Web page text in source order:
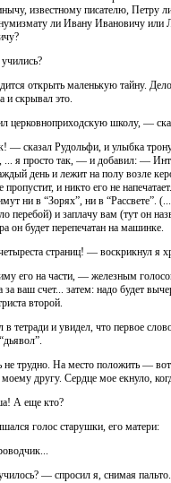
известному писателю, Петру
ли Ивану Ивановичу или
открыть маленькую тайну.
и скрывал это.
церковноприходскую школу, —
— сказал Рудольфи, и улыбка
... я просто так, — и добавил: —
день и лежит на полу возле
пропустит, и никто его не
ни в “Зорях”, ни в “Рассвете”.
перебой) и заплачу вам (тут он
он будет перепечатан на машинке.
страниц! — воскрикнул я
его на части, — железным
за ваш счет... затем: надо будет
второй.
в тетради и увидел, что первое
не трудно. На место положить —
другу. Сердце мое екнуло,
А еще кто?
голос старушки, его матери:
— спросил я, снимая пальто.